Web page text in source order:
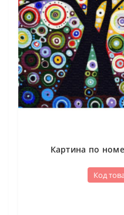
Картина по
Код